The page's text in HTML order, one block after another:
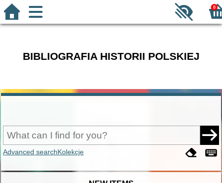
0
BIBLIOGRAFIA HISTORII POLSKIEJ
Advanced searchKolekcje